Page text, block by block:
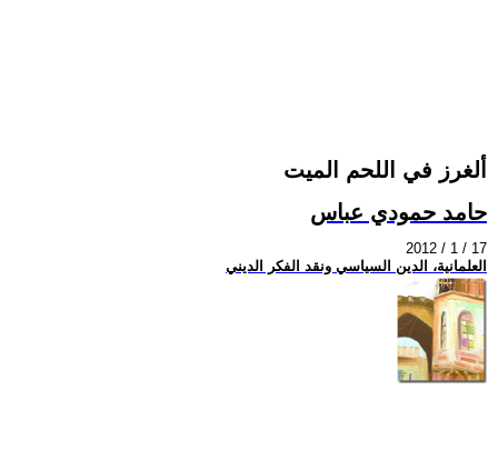
ألغرز في اللحم الميت
حامد حمودي عباس
2012 / 1 / 17
العلمانية، الدين السياسي ونقد الفكر الديني